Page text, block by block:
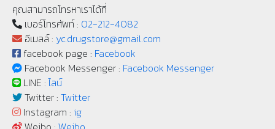
คุณสามารถโทรหาเราได้ที่
เบอร์โทรศัพท์ : 02-212-4082
อีเมลล์ : yc.drugstore@gmail.com
facebook page : Facebook
Facebook Messenger : Facebook Messenger
LINE :ไลน์
Twitter : Twitter
Instagram : ig